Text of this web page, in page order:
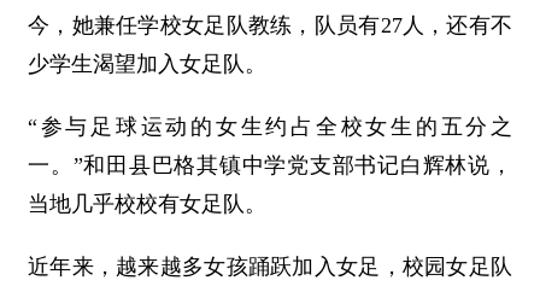
今，她兼任学校女足队教练，队员有27人，还有不
少学生渴望加入女足队。
“参与足球运动的女生约占全校女生的五分之
一。”和田县巴格其镇中学党支部书记白辉林说，
当地几乎校校有女足队。
近年来，越来越多女孩踊跃加入女足，校园女足队